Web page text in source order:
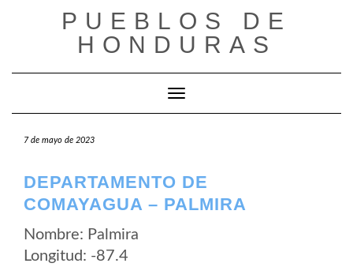
PUEBLOS DE
HONDURAS
Cambiar modo de navegación
7 de mayo de 2023
DEPARTAMENTO DE
COMAYAGUA – PALMIRA
Nombre: Palmira
Longitud: -87.4